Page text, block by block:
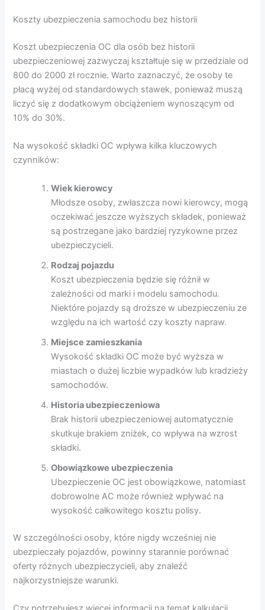
Koszty ubezpieczenia samochodu bez historii
Koszt ubezpieczenia OC dla osób bez historii
ubezpieczeniowej zazwyczaj kształtuje się w przedziale od
800 do 2000 zł rocznie. Warto zaznaczyć, że osoby te
płacą wyżej od standardowych stawek, ponieważ muszą
liczyć się z dodatkowym obciążeniem wynoszącym od
10% do 30%.
Na wysokość składki OC wpływa kilka kluczowych
czynników:
Wiek kierowcy
Młodsze osoby, zwłaszcza nowi kierowcy, mogą
oczekiwać jeszcze wyższych składek, ponieważ
są postrzegane jako bardziej ryzykowne przez
ubezpieczycieli.
Rodzaj pojazdu
Koszt ubezpieczenia będzie się różnił w
zależności od marki i modelu samochodu.
Niektóre pojazdy są droższe w ubezpieczeniu ze
względu na ich wartość czy koszty napraw.
Miejsce zamieszkania
Wysokość składki OC może być wyższa w
miastach o dużej liczbie wypadków lub kradzieży
samochodów.
Historia ubezpieczeniowa
Brak historii ubezpieczeniowej automatycznie
skutkuje brakiem zniżek, co wpływa na wzrost
składki.
Obowiązkowe ubezpieczenia
Ubezpieczenie OC jest obowiązkowe, natomiast
dobrowolne AC może również wpływać na
wysokość całkowitego kosztu polisy.
W szczególności osoby, które nigdy wcześniej nie
ubezpieczały pojazdów, powinny starannie porównać
oferty różnych ubezpieczycieli, aby znaleźć
najkorzystniejsze warunki.